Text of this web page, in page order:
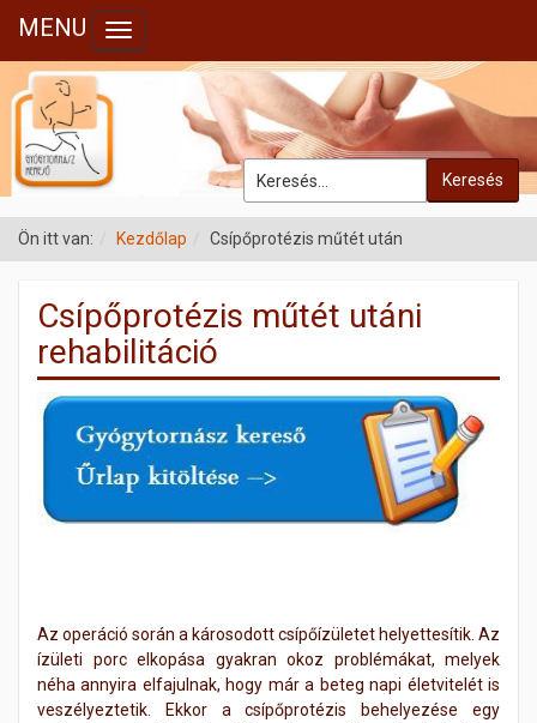
Keresés
MENU Toggle navigation
Ön itt van: Kezdőlap Csípőprotézis műtét után
Csípőprotézis műtét utáni
rehabilitáció
Az operáció során a károsodott csípőízületet helyettesítik. Az
ízületi porc elkopása gyakran okoz problémákat, melyek
néha annyira elfajulnak, hogy már a beteg napi életvitelét is
veszélyeztetik. Ekkor a csípőprotézis behelyezése egy